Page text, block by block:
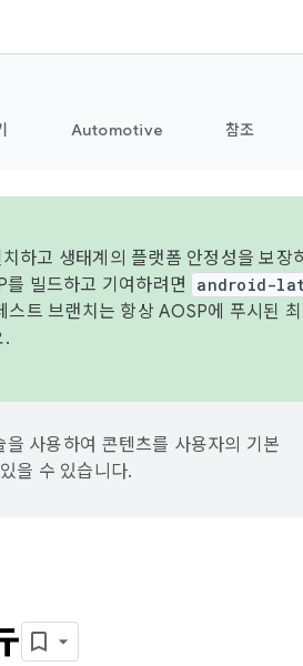
Automotive 참조
하고 생태계의 플랫폼 안정성을 보장
빌드하고 기여하려면
android-
스트 브랜치는 항상 AOSP에 푸시된
.
사용하여 콘텐츠를 사용자의 기본
을 수 있습니다.